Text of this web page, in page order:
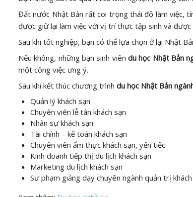
Đất nước Nhật Bản rất coi trọng thái độ làm việc,
được giữ lại làm việc với vị trí thực tập sinh và
Sau khi tốt nghiệp, bạn có thể lựa chọn ở lại Nhật
Nếu không, những bạn sinh viên du học Nhật Bản
một công việc ưng ý.
Sau khi kết thúc chương trình du học Nhật Bản
Quản lý khách sạn
Chuyên viên lễ tân khách sạn
Nhân sự khách sạn
Tài chính – kế toán khách sạn
Chuyên viên ẩm thực khách sạn, yến tiệc
Kinh doanh tiếp thị du lịch khách sạn
Marketing du lịch khách sạn
Sư phạm giảng dạy chuyên ngành quản trị khách